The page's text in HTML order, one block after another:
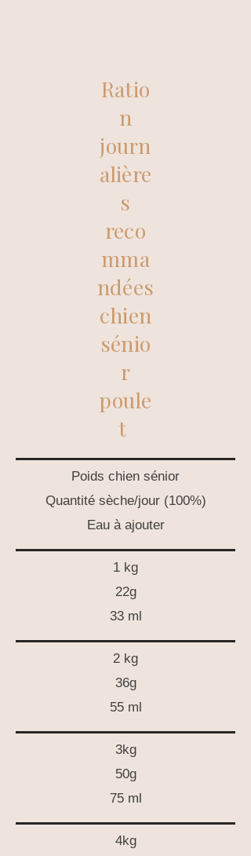
Ratio
n
journ
alière
s
reco
mma
ndées
chien
sénio
r
poule
t
Poids chien sénior
Quantité sèche/jour (100%)
Eau à ajouter
1 kg
22g
33 ml
2 kg
36g
55 ml
3kg
50g
75 ml
4kg